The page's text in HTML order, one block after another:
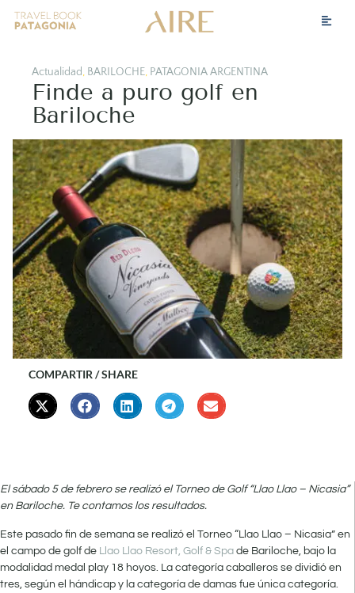
Actualidad, BARILOCHE, PATAGONIA ARGENTINA
Finde a puro golf en
Bariloche
COMPARTIR / SHARE
El sábado 5 de febrero se realizó el Torneo de Golf “Llao Llao – Nicasia”
en Bariloche. Te contamos los resultados.
Este pasado fin de semana se realizó el Torneo “Llao Llao – Nicasia” en
el campo de golf de Llao Llao Resort, Golf & Spa de Bariloche, bajo la
modalidad medal play 18 hoyos. La categoría caballeros se dividió en
tres, según el hándicap y la categoría de damas fue única categoría.